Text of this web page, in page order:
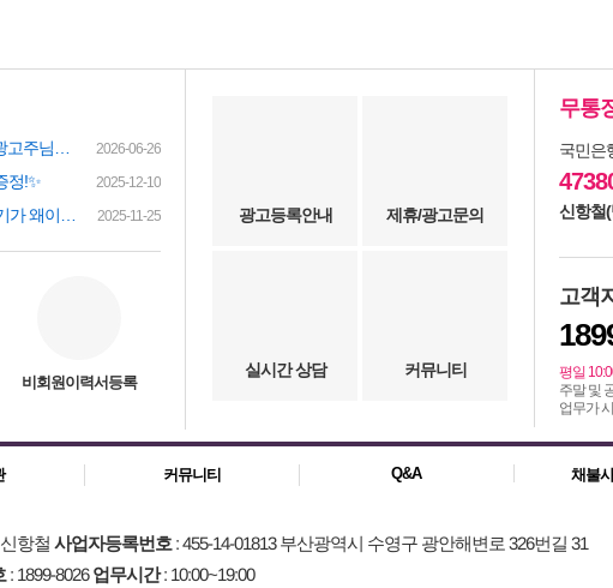
2026-06-26
정!✨ 2025-12-10
2025-11-25
비회원이력서등록
광고등록안내 제휴/광고문의
실시간 상담 커뮤니티
무통
국민은
신항철
고객
평일
주말 및
업무가
커뮤니티 Q&A 채불
항철사업자등록번호 : 455-14-01813 부산광역시 수영구 광안해변로 326번길 31
: 1899-8026업무시간: 10:00~19:00